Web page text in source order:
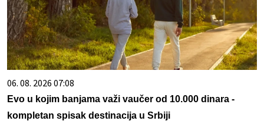
06. 08. 2026 07:08
Evo u kojim banjama važi vaučer od 10.000 dinara -
kompletan spisak destinacija u Srbiji